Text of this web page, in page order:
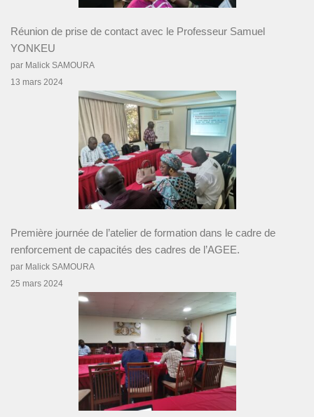
Réunion de prise de contact avec le Professeur Samuel
YONKEU
par Malick SAMOURA
13 mars 2024
Première journée de l’atelier de formation dans le cadre de
renforcement de capacités des cadres de l’AGEE.
par Malick SAMOURA
25 mars 2024